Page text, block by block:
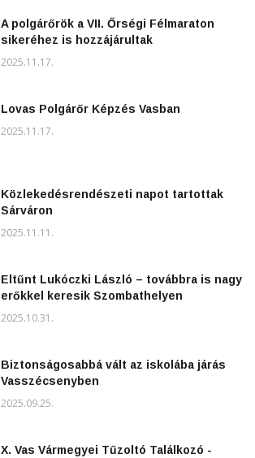
A polgárőrök a VII. Őrségi Félmaraton
sikeréhez is hozzájárultak
2025.11.17.
Lovas Polgárőr Képzés Vasban
2025.11.17.
Közlekedésrendészeti napot tartottak
Sárváron
2025.11.11.
Eltűnt Lukóczki László – továbbra is nagy
erőkkel keresik Szombathelyen
2025.10.31.
Biztonságosabbá vált az iskolába járás
Vasszécsenyben
2025.09.25.
X. Vas Vármegyei Tűzoltó Találkozó -